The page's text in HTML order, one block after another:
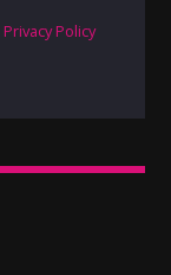
Privacy Policy